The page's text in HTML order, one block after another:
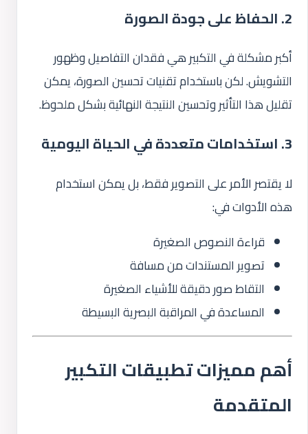
2. الحفاظ على جودة الصورة
أكبر مشكلة في التكبير هي فقدان التفاصيل وظهور
التشويش. لكن باستخدام تقنيات تحسين الصورة، يمكن
تقليل هذا التأثير وتحسين النتيجة النهائية بشكل ملحوظ.
3. استخدامات متعددة في الحياة اليومية
لا يقتصر الأمر على التصوير فقط، بل يمكن استخدام
هذه الأدوات في:
قراءة النصوص الصغيرة
تصوير المستندات من مسافة
التقاط صور دقيقة للأشياء الصغيرة
المساعدة في المراقبة البصرية البسيطة
أهم مميزات تطبيقات التكبير
المتقدمة